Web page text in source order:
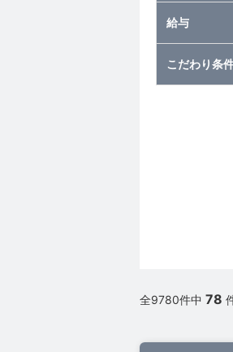
給与
こだわり条
全9780件中 78